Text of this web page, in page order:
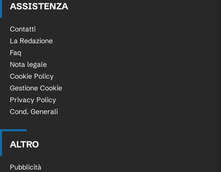
ASSISTENZA
Contatti
La Redazione
Faq
Nota legale
Cookie Policy
Gestione Cookie
Privacy Policy
Cond. Generali
ALTRO
Pubblicità